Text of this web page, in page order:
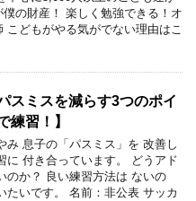
僕の財産！ 楽しく勉強できる！オ
こどもがやる気がでない理由はこ
スミスを減らす3つのポイ
練習！】
息子の「パスミス」を 改善し
に 付き合っています。 どうアド
のか？ 良い練習方法は ないの
たいです。 名前：非公表 サッカ